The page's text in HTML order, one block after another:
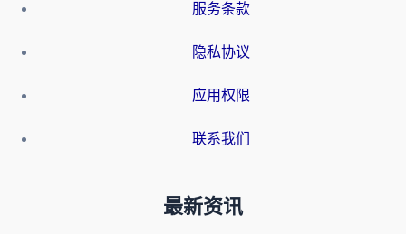
服务条款
隐私协议
应用权限
联系我们
最新资讯